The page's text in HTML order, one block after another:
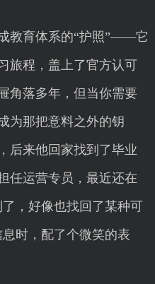
教育体系的“护照”——它
旅程，盖上了官方认可
角落多年，但当你需要
为那把意料之外的钥
后来他回家找到了毕业
任运营专员，最近还在
，好像也找回了某种可
时，配了个微笑的表